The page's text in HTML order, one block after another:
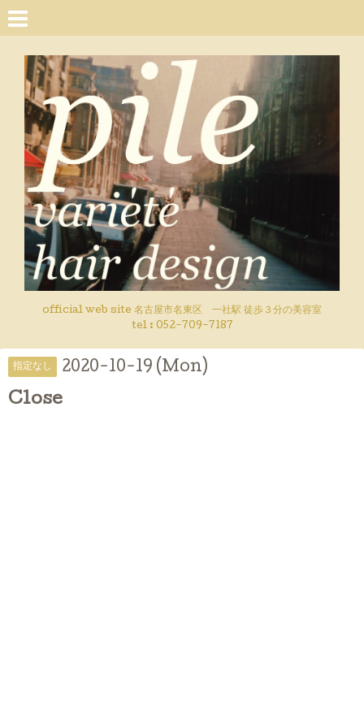
official web site 名古屋市名東区 一社駅 徒歩３分の美容室
tel : 052-709-7187
指定なし 2020-10-19 (Mon)
Close